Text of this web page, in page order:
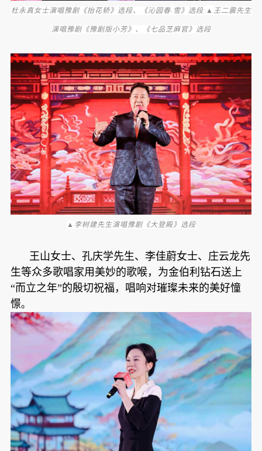
杜永真女士演唱豫剧《抬花轿》选段、《沁园春· 雪》选段 ▲ 王二震先生
演唱豫剧《豫剧版小芳》、《七品芝麻官》选段
▲李树建先生演唱豫剧《大登殿》选段
王山女士、孔庆学先生、李佳蔚女士、庄云龙先
生等众多歌唱家用美妙的歌喉，为金伯利钻石送上
“而立之年”的殷切祝福，唱响对璀璨未来的美好憧
憬。